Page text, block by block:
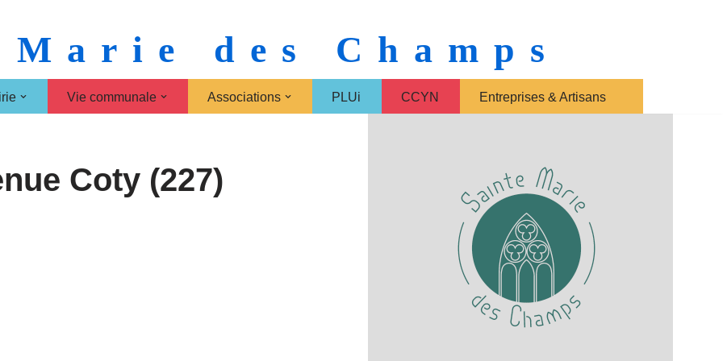
des Champs
Vie communale Associations PLUi CCYN Entreprises & Artisans
Coty (227)